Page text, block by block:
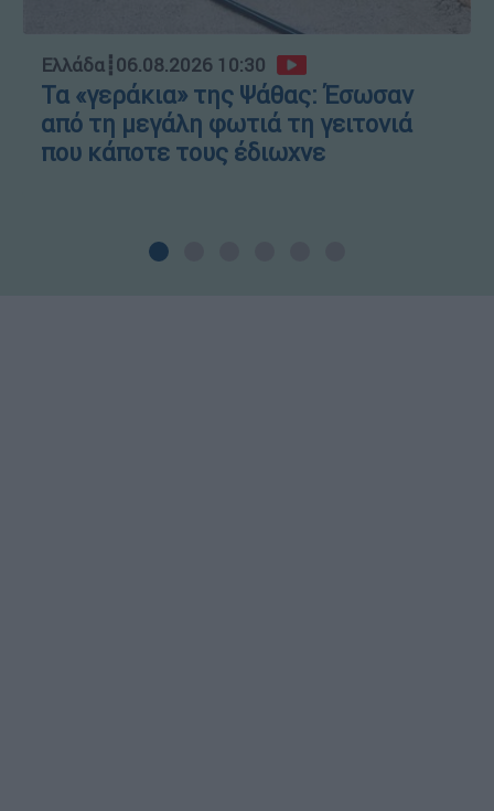
Ελλάδα┋06.08.2026 10:30
Τα «γεράκια» της Ψάθας: Έσωσαν
από τη μεγάλη φωτιά τη γειτονιά
που κάποτε τους έδιωχνε